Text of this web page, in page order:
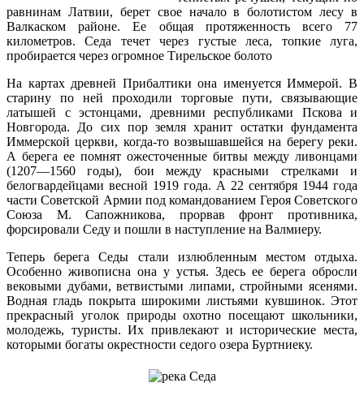
равнинам Латвии, берет свое начало в болотистом лесу в
Валкаском районе. Ее общая протяженность всего 77
километров. Седа течет через густые леса, топкие луга,
пробирается через огромное Тирельское болото
На картах древней Прибалтики она именуется Иммерой. В
старину по ней проходили торговые пути, связывающие
латышей с эстонцами, древними республиками Пскова и
Новгорода. До сих пор земля хранит остатки фун­дамента
Иммерской церкви, когда-то возвышавшейся на берегу реки.
А берега ее помнят ожесточенные битвы между ливонцами
(1207—1560 годы), бои между красными стрелками и
белогвардейцами весной 1919 года. А 22 сентября 1944 года
части Советской Армии под командованием Героя Советского
Союза М. Сапожникова, прорвав фронт противника,
форсировали Седу и пошли в наступление на Валмиеру.
Теперь берега Седы стали излюбленным местом отдыха.
Особенно живописна она у устья. Здесь ее берега обросли
вековыми дубами, ветвистыми липами, стройными ясенями.
Водная гладь покрыта широкими листьями кувшинок. Этот
прекрасный уголок природы охотно посещают школьники,
молодежь, туристы. Их привлекают и исторические места,
которыми богаты окрестности седого озера Буртниеку.